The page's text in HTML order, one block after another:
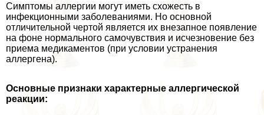
Симптомы аллергии могут иметь схожесть в
инфекционными заболеваниями. Но основной
отличительной чертой является их внезапное появление
на фоне нормального самочувствия и исчезновение без
приема медикаментов (при условии устранения
аллергена).
Основные признаки хаpaктерные аллергической
реакции: